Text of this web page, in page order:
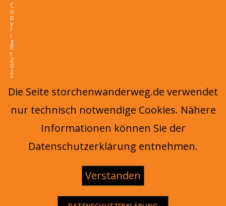
C
o
p
y
r
i
g
h
t
2
0
2
6
O
c
a
n
Die Seite storchenwanderweg.de verwendet
nur technisch notwendige Cookies. Nähere
Informationen können Sie der
Datenschutzerklärung entnehmen.
Verstanden